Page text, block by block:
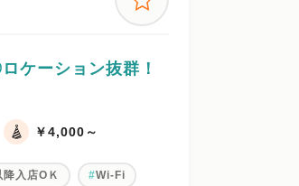
ケーション抜群！
￥4,000～
入店OＫ Wi-Fi